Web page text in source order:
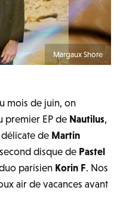
Margaux Shore
mois de juin, on
premier EP deNautilus,
de Martin
disque de Pastel
parisien Korin F. Nos
air de vacances avant